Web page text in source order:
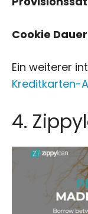
Cookie
Ein weiterer
Kreditkarten-
4.